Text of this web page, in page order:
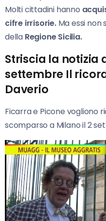
Molti cittadini hanno
cifre irrisorie.Ma essi non
della Regione Sicilia.
Striscia la notizia
settembre Il
Daverio
Ficarra e Picone vogliono
scomparso a Milano il 2